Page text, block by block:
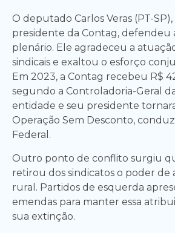
O deputado Carlos Veras (PT-
presidente da Contag, defendeu
plenário. Ele agradeceu a
sindicais e exaltou o esforço
Em 2023, a Contag recebeu R$
segundo a Controladoria-Geral
entidade e seu presidente
Operação Sem Desconto,
Federal.
Outro ponto de conflito surgiu
retirou dos sindicatos o poder de
rural. Partidos de esquerda
emendas para manter essa
sua extinção.